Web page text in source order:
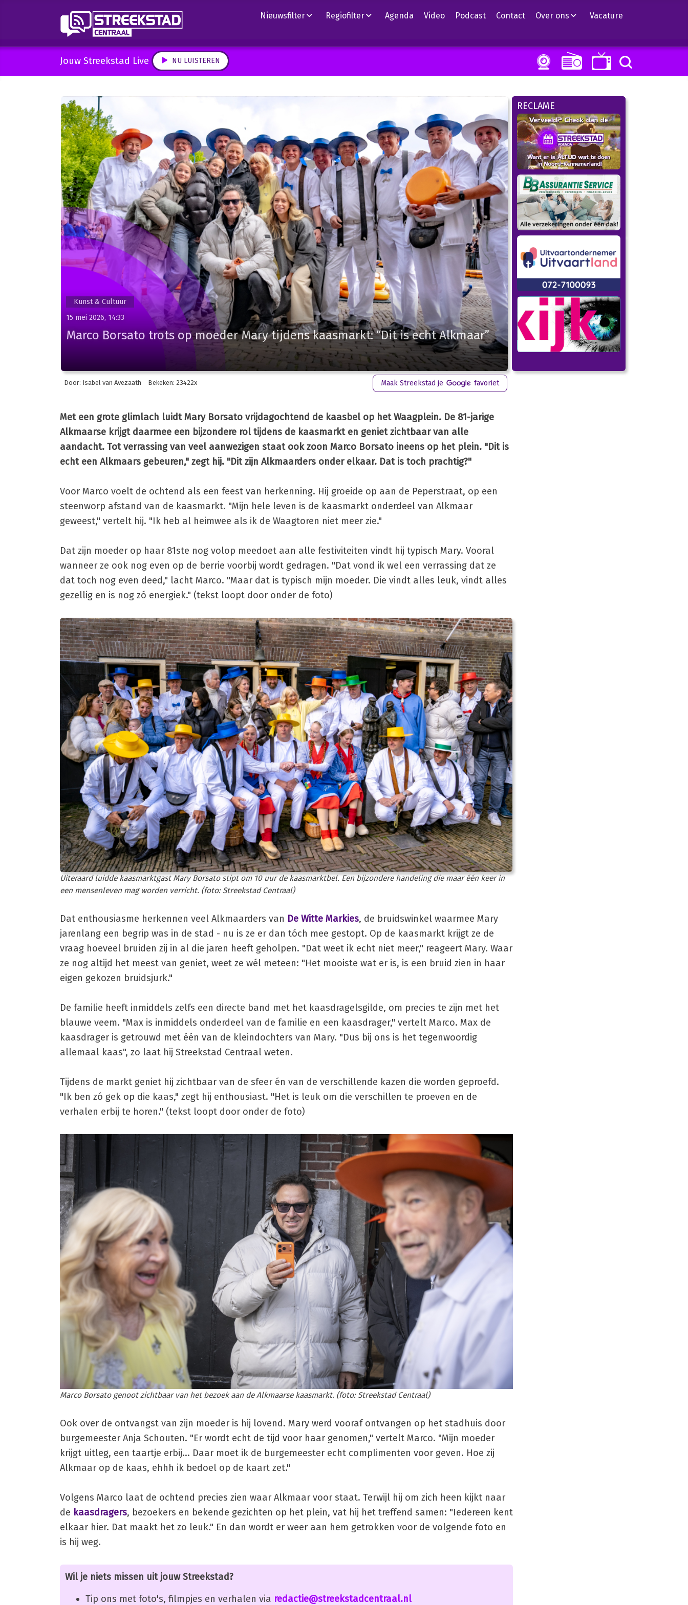
Nieuwsfilter Regiofilter Agenda Video Podcast Contact Over ons Vacature
Jouw Streekstad Live NU LUISTEREN
RECLAME
Kunst & Cultuur
15 mei 2026, 14:33
Marco Borsato trots op moeder Mary tijdens kaasmarkt: “Dit is echt Alkmaar”
Door: Isabel van Avezaath Bekeken: 23422x Maak Streekstad je favoriet
Met een grote glimlach luidt Mary Borsato vrijdagochtend de kaasbel op het Waagplein. De 81-jarige
Alkmaarse krijgt daarmee een bijzondere rol tijdens de kaasmarkt en geniet zichtbaar van alle
aandacht. Tot verrassing van veel aanwezigen staat ook zoon Marco Borsato ineens op het plein. "Dit is
echt een Alkmaars gebeuren," zegt hij. "Dit zijn Alkmaarders onder elkaar. Dat is toch prachtig?"
Voor Marco voelt de ochtend als een feest van herkenning. Hij groeide op aan de Peperstraat, op een
steenworp afstand van de kaasmarkt. "Mijn hele leven is de kaasmarkt onderdeel van Alkmaar
geweest," vertelt hij. "Ik heb al heimwee als ik de Waagtoren niet meer zie."
Dat zijn moeder op haar 81ste nog volop meedoet aan alle festiviteiten vindt hij typisch Mary. Vooral
wanneer ze ook nog even op de berrie voorbij wordt gedragen. "Dat vond ik wel een verrassing dat ze
dat toch nog even deed," lacht Marco. "Maar dat is typisch mijn moeder. Die vindt alles leuk, vindt alles
gezellig en is nog zó energiek." (tekst loopt door onder de foto)
Uiteraard luidde kaasmarktgast Mary Borsato stipt om 10 uur de kaasmarktbel. Een bijzondere handeling die maar één keer in
een mensenleven mag worden verricht. (foto: Streekstad Centraal)
Dat enthousiasme herkennen veel Alkmaarders van De Witte Markies, de bruidswinkel waarmee Mary
jarenlang een begrip was in de stad - nu is ze er dan tóch mee gestopt. Op de kaasmarkt krijgt ze de
vraag hoeveel bruiden zij in al die jaren heeft geholpen. "Dat weet ik echt niet meer," reageert Mary. Waar
ze nog altijd het meest van geniet, weet ze wél meteen: "Het mooiste wat er is, is een bruid zien in haar
eigen gekozen bruidsjurk."
De familie heeft inmiddels zelfs een directe band met het kaasdragelsgilde, om precies te zijn met het
blauwe veem. "Max is inmiddels onderdeel van de familie en een kaasdrager," vertelt Marco. Max de
kaasdrager is getrouwd met één van de kleindochters van Mary. "Dus bij ons is het tegenwoordig
allemaal kaas", zo laat hij Streekstad Centraal weten.
Tijdens de markt geniet hij zichtbaar van de sfeer én van de verschillende kazen die worden geproefd.
"Ik ben zó gek op die kaas," zegt hij enthousiast. "Het is leuk om die verschillen te proeven en de
verhalen erbij te horen." (tekst loopt door onder de foto)
Marco Borsato genoot zichtbaar van het bezoek aan de Alkmaarse kaasmarkt. (foto: Streekstad Centraal)
Ook over de ontvangst van zijn moeder is hij lovend. Mary werd vooraf ontvangen op het stadhuis door
burgemeester Anja Schouten. "Er wordt echt de tijd voor haar genomen," vertelt Marco. "Mijn moeder
krijgt uitleg, een taartje erbij... Daar moet ik de burgemeester echt complimenten voor geven. Hoe zij
Alkmaar op de kaas, ehhh ik bedoel op de kaart zet."
Volgens Marco laat de ochtend precies zien waar Alkmaar voor staat. Terwijl hij om zich heen kijkt naar
de kaasdragers, bezoekers en bekende gezichten op het plein, vat hij het treffend samen: "Iedereen kent
elkaar hier. Dat maakt het zo leuk." En dan wordt er weer aan hem getrokken voor de volgende foto en
is hij weg.
Wil je niets missen uit jouw Streekstad?
Tip ons met foto's, filmpjes en verhalen via redactie@streekstadcentraal.nl